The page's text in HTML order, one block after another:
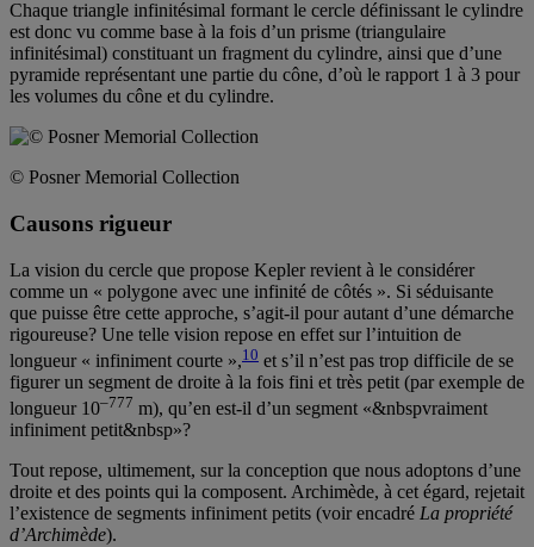
Chaque triangle infinitésimal formant le cercle définissant le cylindre
est donc vu comme base à la fois d’un prisme (triangulaire
infinitésimal) constituant un fragment du cylindre, ainsi que d’une
pyramide représentant une partie du cône, d’où le rapport 1 à 3 pour
les volumes du cône et du cylindre.
© Posner Memorial Collection
Causons rigueur
La vision du cercle que propose Kepler revient à le considérer
comme un « polygone avec une infinité de côtés ». Si séduisante
que puisse être cette approche, s’agit-il pour autant d’une démarche
rigoureuse? Une telle vision repose en effet sur l’intuition de
longueur « infiniment courte »,10 et s’il n’est pas trop difficile de se
figurer un segment de droite à la fois fini et très petit (par exemple de
longueur 10–777 m), qu’en est-il d’un segment «&nbspvraiment
infiniment petit&nbsp»?
Tout repose, ultimement, sur la conception que nous adoptons d’une
droite et des points qui la composent. Archimède, à cet égard, rejetait
l’existence de segments infiniment petits (voir encadré La propriété
d’Archimède).